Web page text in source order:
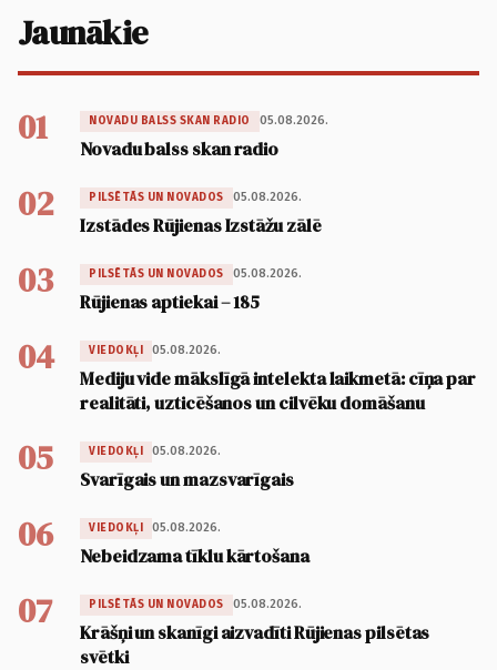
Jaunākie
01 NOVADU BALSS SKAN RADIO 05.08.2026.
Novadu balss skan radio
02 PILSĒTĀS UN NOVADOS 05.08.2026.
Izstādes Rūjienas Izstāžu zālē
03 PILSĒTĀS UN NOVADOS 05.08.2026.
Rūjienas aptiekai – 185
04 VIEDOKĻI 05.08.2026.
Mediju vide mākslīgā intelekta laikmetā: cīņa par
realitāti, uzticēšanos un cilvēku domāšanu
05 VIEDOKĻI 05.08.2026.
Svarīgais un mazsvarīgais
06 VIEDOKĻI 05.08.2026.
Nebeidzama tīklu kārtošana
07 PILSĒTĀS UN NOVADOS 05.08.2026.
Krāšņi un skanīgi aizvadīti Rūjienas pilsētas
svētki